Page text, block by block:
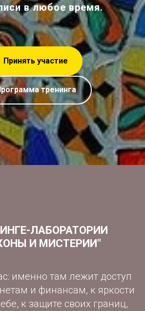
в любое время.
Принять участие
тренинга
ЛАБОРАТОРИИ
И МИСТЕРИИ"
именно там лежит доступ
и финансам, к яркости
к защите своих границ,